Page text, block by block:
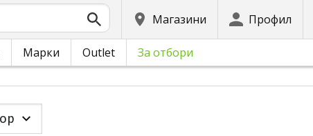
Магазини Профил
Марки Outlet За отбори